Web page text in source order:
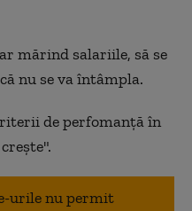
mărind salariile, să se
nu se va întâmpla.
de perfomanţă în
urile nu permit